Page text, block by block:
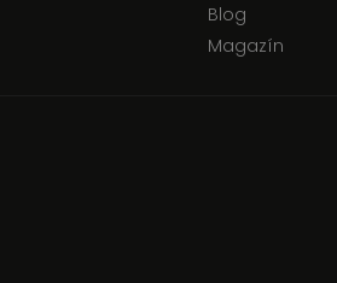
Blog
Magazín